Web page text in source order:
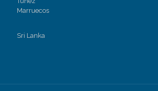
Marruecos
Sri Lanka